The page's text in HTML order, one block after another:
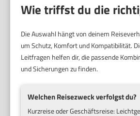
Wie triffst du die
Die Auswahl hängt von deinem
um Schutz, Komfort und Kompatibilität.
Leitfragen helfen dir, die passende
und Sicherungen zu finden.
Welchen Reisezweck verfolgst du?
Kurzreise oder Geschäftsreise: